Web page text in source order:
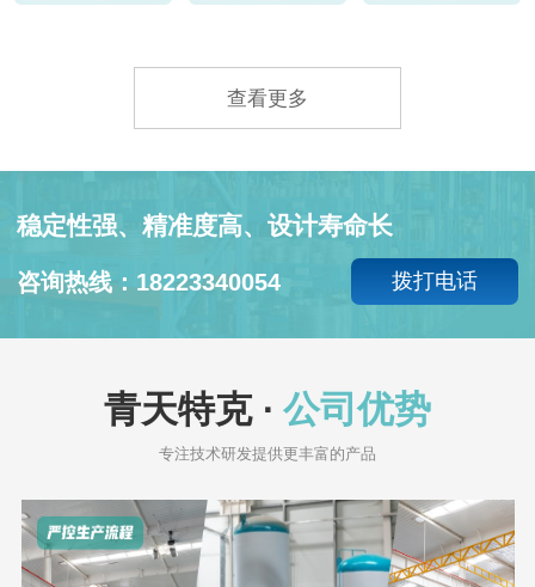
查看更多
稳定性强、精准度高、设计寿命长
咨询热线：18223340054 拨打电话
青天特克 · 公司优势
专注技术研发提供更丰富的产品